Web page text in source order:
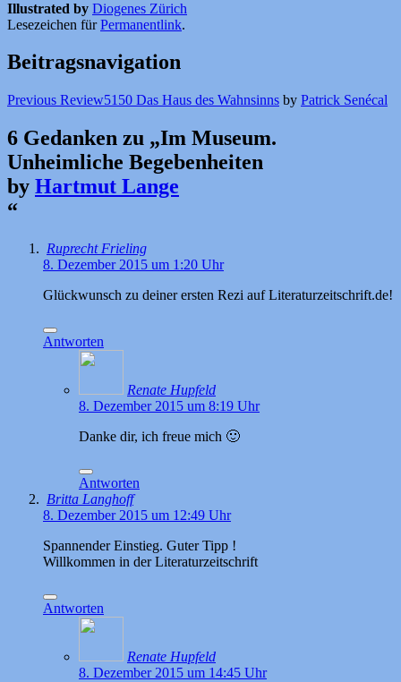
Illustrated by Diogenes Zürich
Lesezeichen fürPermanentlink.
Beitragsnavigation
Previous Review5150 Das Haus des Wahnsinns by Patrick Senécal
6 Gedanken zu „Im Museum.
Unheimliche Begebenheiten
by Hartmut Lange
“
Ruprecht Frieling
8. Dezember 2015 um 1:20 Uhr
Glückwunsch zu deiner ersten Rezi auf Literaturzeitschrift.de!
Antworten
Renate Hupfeld
8. Dezember 2015 um 8:19 Uhr
Danke dir, ich freue mich 🙂
Antworten
Britta Langhoff
8. Dezember 2015 um 12:49 Uhr
Spannender Einstieg. Guter Tipp !
Willkommen in der Literaturzeitschrift
Antworten
Renate Hupfeld
8. Dezember 2015 um 14:45 Uhr